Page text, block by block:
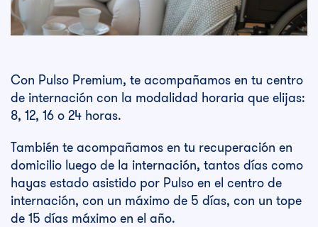
Con Pulso Premium, te acompañamos en tu centro
de internación con la modalidad horaria que elijas:
8, 12, 16 o 24 horas.
También te acompañamos en tu recuperación en
domicilio luego de la internación, tantos días como
hayas estado asistido por Pulso en el centro de
internación, con un máximo de 5 días, con un tope
de 15 días máximo en el año.